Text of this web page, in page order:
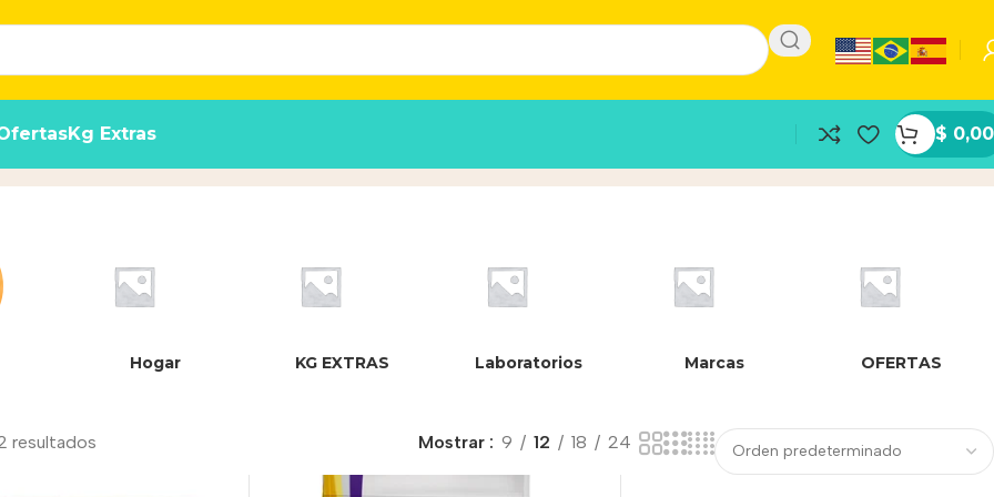
Kg Extras $ 0,00
Hogar KG EXTRAS Laboratorios Marcas OFERTAS
resultados Mostrar 9 12 18 24